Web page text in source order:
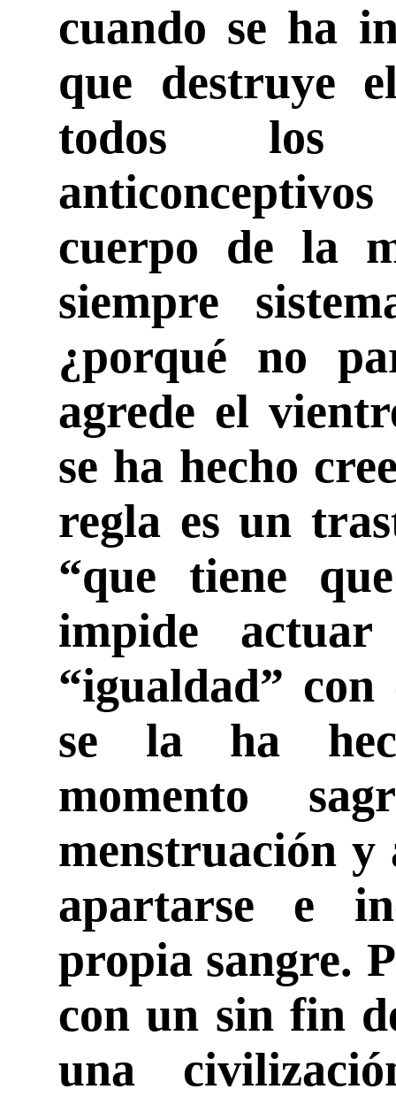
cuando se ha
que destruye
todos los
cuerpo de la
siempre
¿porqué no
agrede el
se ha hecho
regla es un
“que tiene
impide
“igualdad”
se la ha
momento
menstruación y
apartarse e
propia sangre.
con un sin fin
una